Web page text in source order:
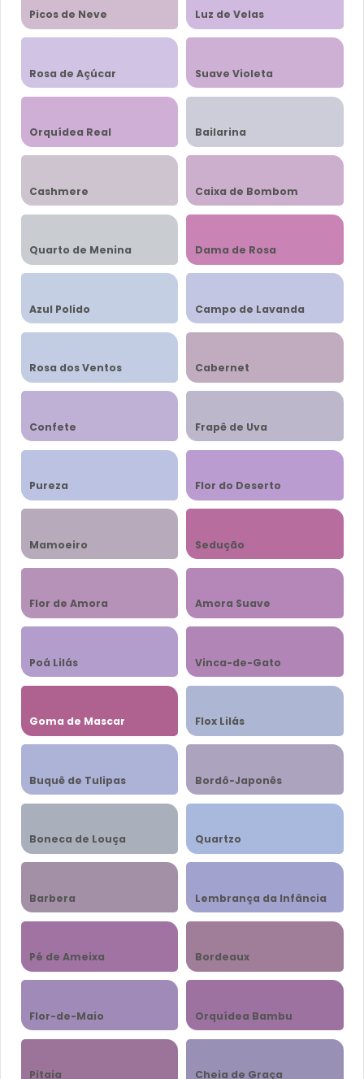
Picos de Neve Luz de Velas
Rosa de Açúcar Suave Violeta
Orquídea Real Bailarina
Cashmere Caixa de Bombom
Quarto de Menina Dama de Rosa
Azul Polido Campo de Lavanda
Rosa dos Ventos Cabernet
Confete Frapê de Uva
Pureza Flor do Deserto
Mamoeiro Sedução
Flor de Amora Amora Suave
Poá Lilás Vinca-de-Gato
Goma de Mascar Flox Lilás
Buquê de Tulipas Bordô-Japonês
Boneca de Louça Quartzo
Barbera Lembrança da Infância
Pé de Ameixa Bordeaux
Flor-de-Maio Orquídea Bambu
Pitaia Cheia de Graça